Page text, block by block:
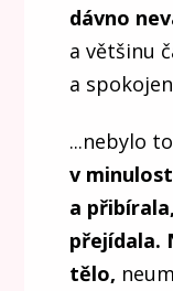
dávno
a většinu
a
...nebylo
v
a
přejídala.
tělo,